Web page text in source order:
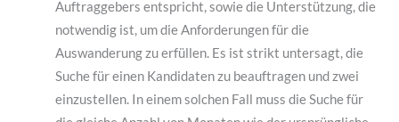
Auftraggebers entspricht, sowie die Unterstützung, die
notwendig ist, um die Anforderungen für die
Auswanderung zu erfüllen. Es ist strikt untersagt, die
Suche für einen Kandidaten zu beauftragen und zwei
einzustellen. In einem solchen Fall muss die Suche für